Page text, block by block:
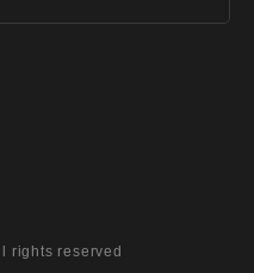
rights reserved